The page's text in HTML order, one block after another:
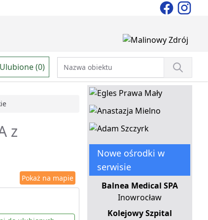
Ulubione (0)
z
Pokaż na mapie
Nowe ośrodki w
serwisie
Balnea Medical SPA
Inowrocław
Kolejowy Szpital